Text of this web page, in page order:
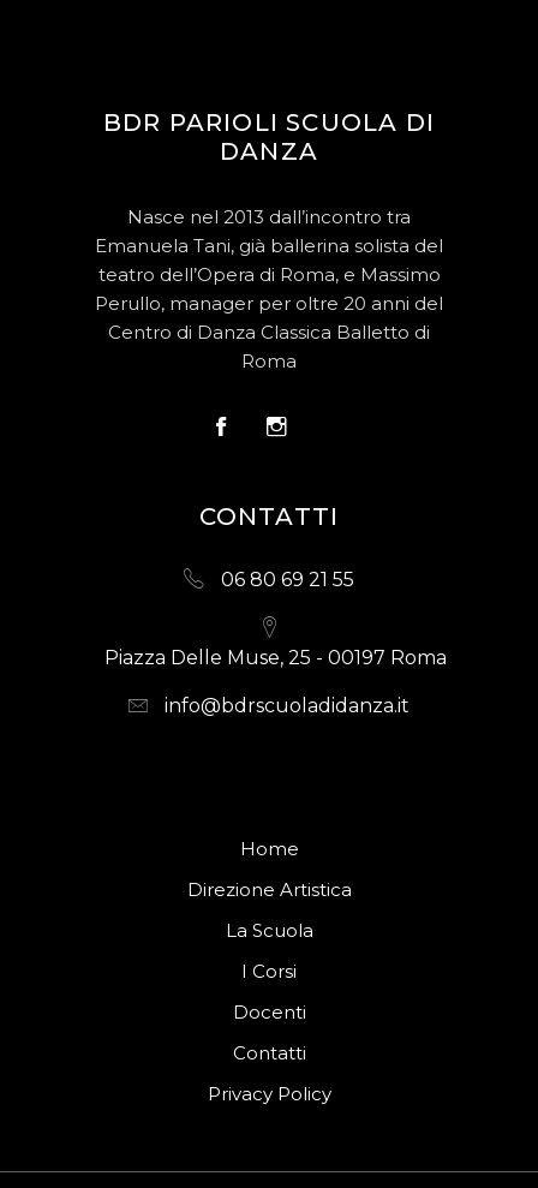
BDR PARIOLI SCUOLA DI
DANZA
Nasce nel 2013 dall’incontro tra
Emanuela Tani, già ballerina solista del
teatro dell’Opera di Roma, e Massimo
Perullo, manager per oltre 20 anni del
Centro di Danza Classica Balletto di
Roma
CONTATTI
06 80 69 21 55
Piazza Delle Muse, 25 - 00197 Roma
info@bdrscuoladidanza.it
Home
Direzione Artistica
La Scuola
I Corsi
Docenti
Contatti
Privacy Policy